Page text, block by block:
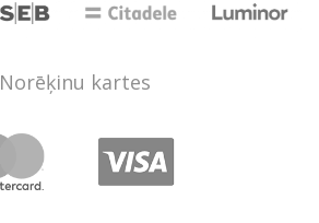
Norēķinu kartes